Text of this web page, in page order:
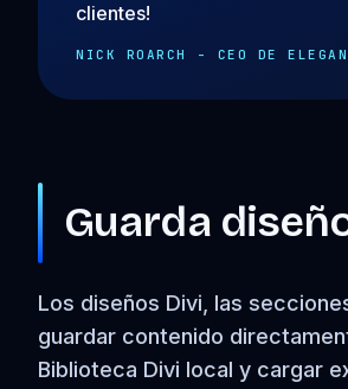
clientes!
NICK ROARCH - CEO DE
Guarda
Los diseños Divi, las
guardar contenido
Biblioteca Divi local y cargar